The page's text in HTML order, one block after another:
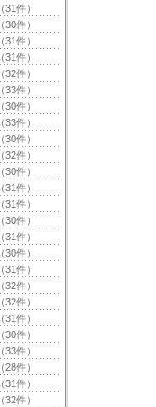
（31件）
（30件）
（31件）
（31件）
（32件）
（33件）
（30件）
（33件）
（30件）
（32件）
（30件）
（31件）
（31件）
（30件）
（31件）
（30件）
（31件）
（32件）
（32件）
（31件）
（30件）
（33件）
（28件）
（31件）
（32件）